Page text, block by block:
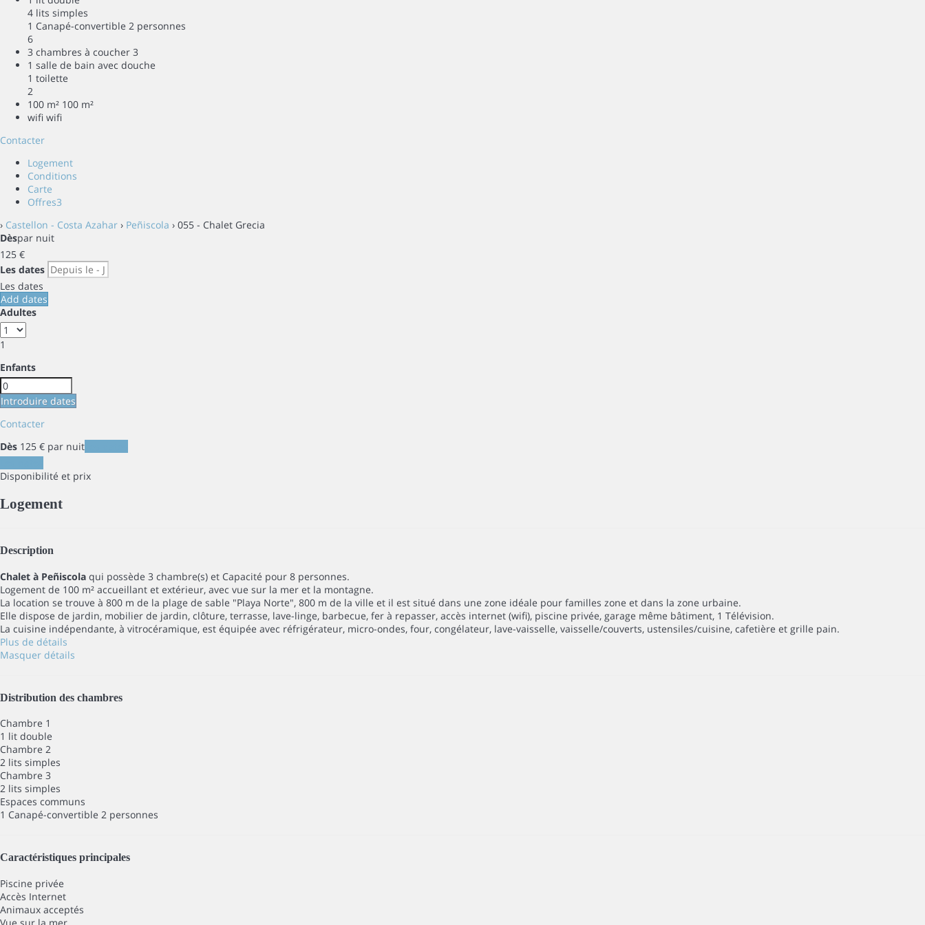
4 lits simples
1 Canapé-convertible 2 personnes
6
3 chambres à coucher 3
1 salle de bain avec douche
1 toilette
2
100 m² 100 m²
wifi wifi
Contacter
Logement
Conditions
Carte
Offres3
› Castellon - Costa Azahar › Peñiscola › 055 - Chalet Grecia
Dèspar nuit
125 €
Les dates
Les dates
Add dates
Adultes
1
Enfants
Introduire dates
Contacter
Dès 125 € par nuit
Disponibilité et prix
Logement
Description
Chalet à Peñiscola qui possède 3 chambre(s) et Capacité pour 8 personnes.
Logement de 100 m² accueillant et extérieur, avec vue sur la mer et la montagne.
La location se trouve à 800 m de la plage de sable "Playa Norte", 800 m de la ville et il est situé dans une zone idéale pour familles zone et dans la zone urbaine.
Elle dispose de jardin, mobilier de jardin, clôture, terrasse, lave-linge, barbecue, fer à repasser, accès internet (wifi), piscine privée, garage même bâtiment, 1 Télévision.
La cuisine indépendante, à vitrocéramique, est équipée avec réfrigérateur, micro-ondes, four, congélateur, lave-vaisselle, vaisselle/couverts, ustensiles/cuisine, cafetière et grille pain.
Plus de détails
Masquer détails
Distribution des chambres
Chambre 1
1 lit double
Chambre 2
2 lits simples
Chambre 3
2 lits simples
Espaces communs
1 Canapé-convertible 2 personnes
Caractéristiques principales
Piscine privée
Accès Internet
Animaux acceptés
Vue sur la mer